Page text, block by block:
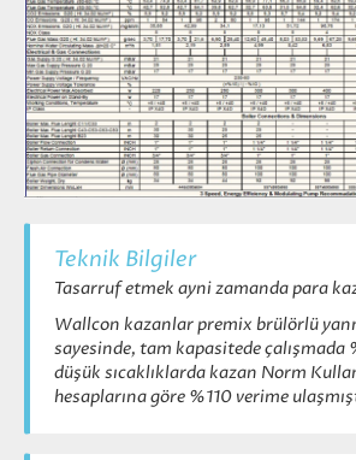
Teknik Bilgiler
Tasarruf etmek ayni zamanda para
Wallcon kazanlar premix brülörlü
sayesinde, tam kapasitede çalışmada
düşük sıcaklıklarda kazan Norm
hesaplarına göre %110 verime